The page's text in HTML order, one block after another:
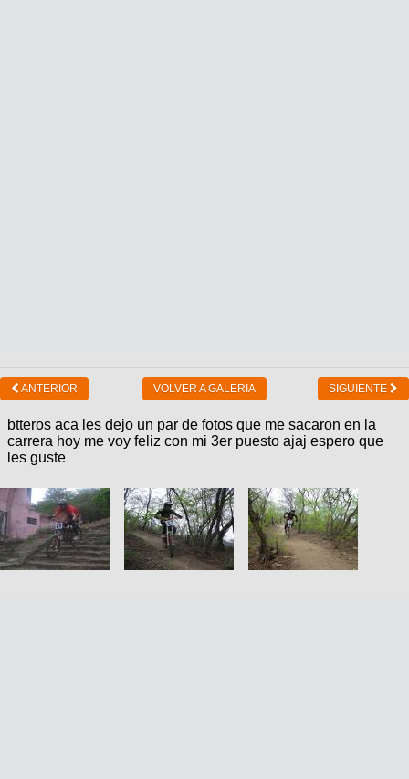
ANTERIOR VOLVER A GALERIA SIGUIENTE
btteros aca les dejo un par de fotos que me sacaron en la
carrera hoy me voy feliz con mi 3er puesto ajaj espero que
les guste